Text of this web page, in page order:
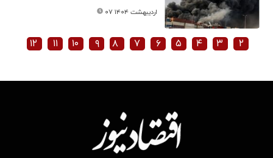
۰۷ اردیبهشت ۱۴۰۴
۲ ۳ ۴ ۵ ۶ ۷ ۸ ۹ ۱۰ ۱۱ ۱۲